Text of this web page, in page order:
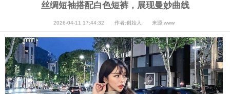
丝绸短袖搭配白色短裤，展现曼妙曲线
2026-04-11 17:44:32 作者:创始人 来源:www